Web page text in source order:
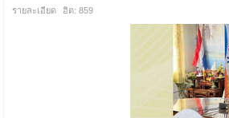
รายละเอียด ฮิต: 859